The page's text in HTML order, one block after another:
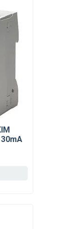
30mA